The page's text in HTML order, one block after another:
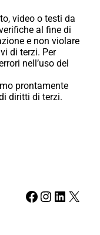
video o testi da
al fine di
e non violare
di terzi. Per
nell’uso del
prontamente
diritti di terzi.
Facebook Instagram LinkedIn X